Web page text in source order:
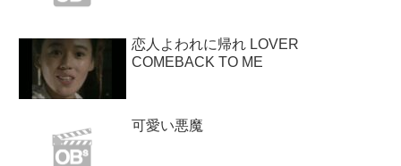
恋人よわれに帰れ LOVER
COMEBACK TO ME
可愛い悪魔